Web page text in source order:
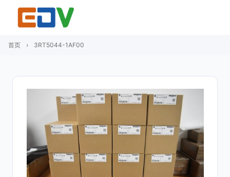
首页 › 3RT5044-1AF00